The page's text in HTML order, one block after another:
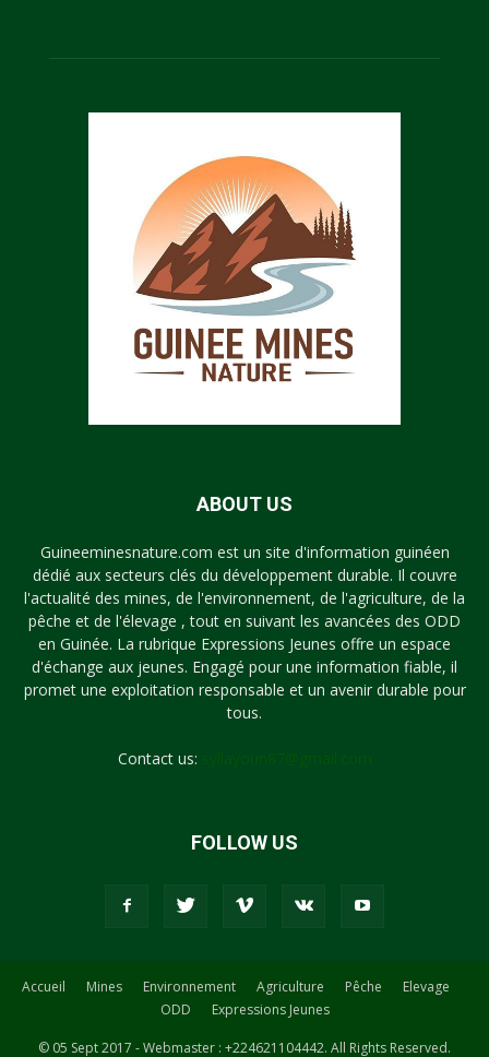
ABOUT US
Guineeminesnature.com est un site d'information guinéen
dédié aux secteurs clés du développement durable. Il couvre
l'actualité des mines, de l'environnement, de l'agriculture, de la
pêche et de l'élevage , tout en suivant les avancées des ODD
en Guinée. La rubrique Expressions Jeunes offre un espace
d'échange aux jeunes. Engagé pour une information fiable, il
promet une exploitation responsable et un avenir durable pour
tous.
Contact us:
FOLLOW US
Accueil Mines Environnement Agriculture Pêche
Elevage
ODD
Expressions Jeunes
© 05 Sept 2017 - Webmaster : +224621104442. All Rights Reserved.